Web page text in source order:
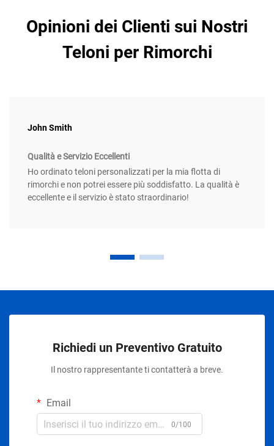
Opinioni dei Clienti sui Nostri
Teloni per Rimorchi
John Smith
Qualità e Servizio Eccellenti
Ho ordinato teloni personalizzati per la mia flotta di
rimorchi e non potrei essere più soddisfatto. La qualità è
eccellente e il servizio è stato straordinario!
Richiedi un Preventivo Gratuito
Il nostro rappresentante ti contatterà a breve.
Email
0/100